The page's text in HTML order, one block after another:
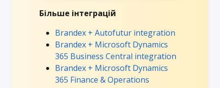
Більше інтеграцій
Brandex + Autofutur integration
Brandex + Microsoft Dynamics
365 Business Central integration
Brandex + Microsoft Dynamics
365 Finance & Operations